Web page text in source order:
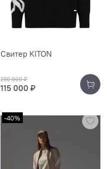
Свитер KITON
230 000 ₽
115 000 ₽
-40%